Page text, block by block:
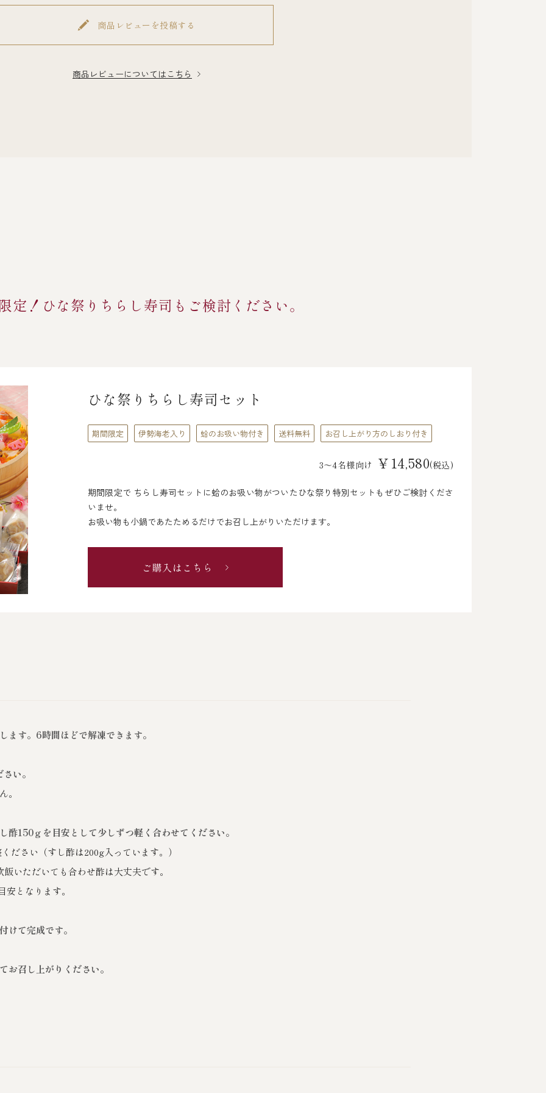
商品レビューを投稿する
商品レビューについてはこちら
定！ひな祭りちらし寿司もご検討ください。
ひな祭りちらし寿司セット
期間限定 伊勢海老入り 蛤のお吸い物付き 送料無料 お召し上がり方のしおり付き
3～4名様向け ￥14,580(税込)
期間限定で ちらし寿司セットに蛤のお吸い物がついたひな祭り特別セットもぜひご検討くださ
いませ。
お吸い物も小鍋であたためるだけでお召し上がりいただけます。
ご購入はこちら
す。6時間ほどで解凍できます。
い。
。
150ｇを目安として少しずつ軽く合わせてください。
ださい（すし酢は200g入っています。）
いただいても合わせ酢は大丈夫です。
となります。
て完成です。
召し上がりください。